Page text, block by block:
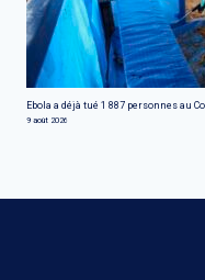
Ebola a déjà tué 1 887 personnes au
9 août 2026